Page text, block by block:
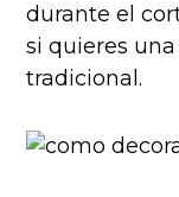
durante el
si quieres
tradicional.